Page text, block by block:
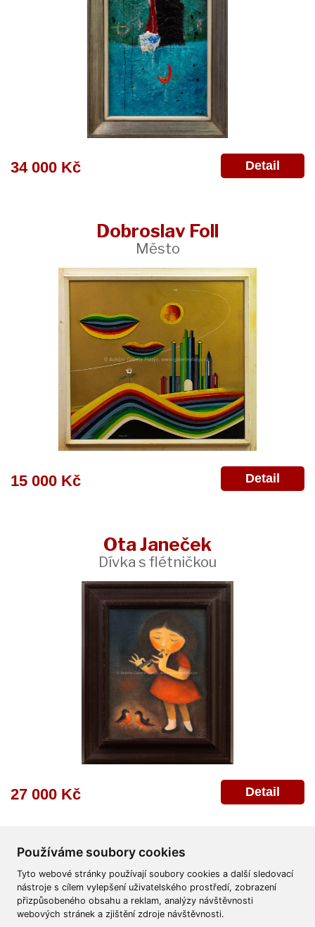
Používáme soubory cookies
Tyto webové stránky používají soubory cookies a další sledovací
nástroje s cílem vylepšení uživatelského prostředí, zobrazení
přizpůsobeného obsahu a reklam, analýzy návštěvnosti
webových stránek a zjištění zdroje návštěvnosti.
34 000 Kč Detail
Dobroslav Foll
Město
15 000 Kč Detail
Ota Janeček
Dívka s flétničkou
27 000 Kč Detail
Všeobecné obchodní podmínky Reklamační řád
Ochrana osobních údajů